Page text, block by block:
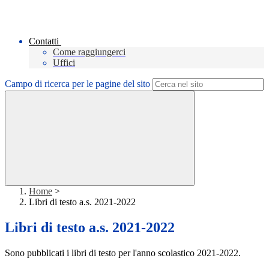
Contatti
Come raggiungerci
Uffici
Campo di ricerca per le pagine del sito
Home >
Libri di testo a.s. 2021-2022
Libri di testo a.s. 2021-2022
Sono pubblicati i libri di testo per l'anno scolastico 2021-2022.